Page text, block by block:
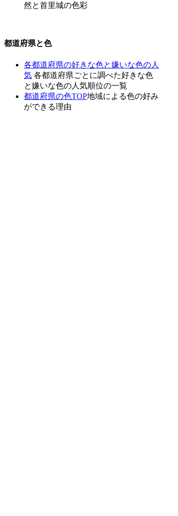
然と首里城の色彩
都道府県と色
各都道府県の好きな色と嫌いな色の人
気 各都道府県ごとに調べた好きな色
と嫌いな色の人気順位の一覧
都道府県の色TOP地域による色の好み
ができる理由